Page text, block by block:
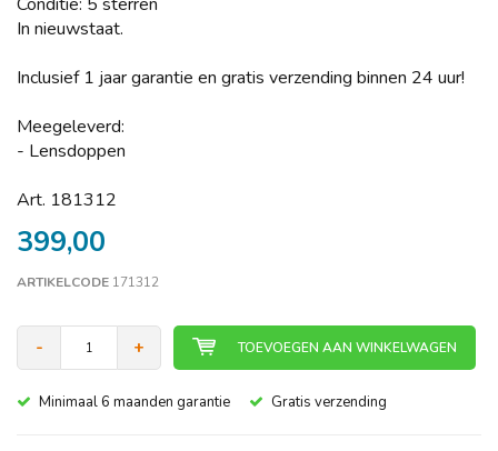
In nieuwstaat.
Inclusief 1 jaar garantie en gratis verzending binnen 24 uur!
Meegeleverd:
- Lensdoppen
Art. 181312
399,00
ARTIKELCODE 171312
- + TOEVOEGEN AAN WINKELWAGEN
Minimaal 6 maanden garantie Gratis verzending